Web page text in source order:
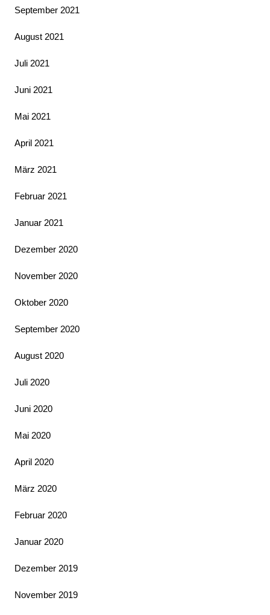
September 2021
August 2021
Juli 2021
Juni 2021
Mai 2021
April 2021
März 2021
Februar 2021
Januar 2021
Dezember 2020
November 2020
Oktober 2020
September 2020
August 2020
Juli 2020
Juni 2020
Mai 2020
April 2020
März 2020
Februar 2020
Januar 2020
Dezember 2019
November 2019